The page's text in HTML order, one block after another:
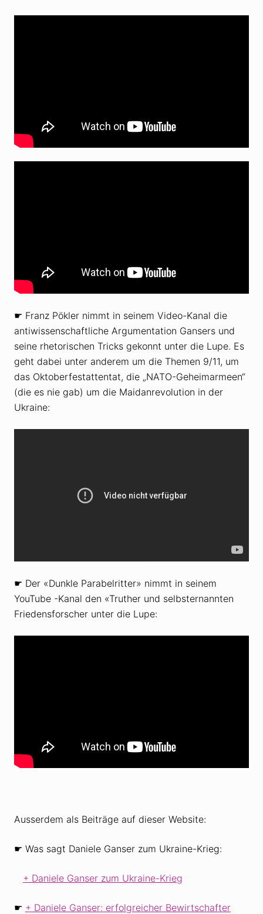
☛ Franz Pökler nimmt in seinem Video-Kanal die
antiwissenschaftliche Argumentation Gansers und
seine rhetorischen Tricks gekonnt unter die Lupe. Es
geht dabei unter anderem um die Themen 9/11, um
das Oktoberfestattentat, die „NATO-Geheimarmeen“
(die es nie gab) um die Maidanrevolution in der
Ukraine:
☛ Der «Dunkle Parabelritter» nimmt in seinem
YouTube -Kanal den «Truther und selbsternannten
Friedensforscher unter die Lupe:
Ausserdem als Beiträge auf dieser Website:
☛ Was sagt Daniele Ganser zum Ukraine-Krieg:
Daniele Ganser zum Ukraine-Krieg
☛
Daniele Ganser: erfolgreicher Bewirtschafter